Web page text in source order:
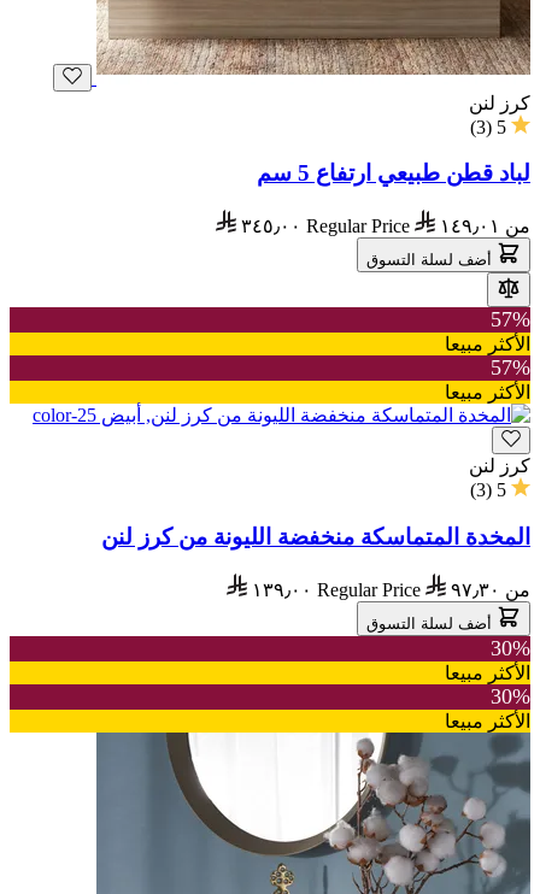
كرز لنن
5
(
3
)
لباد قطن طبيعي ارتفاع 5 سم
من ١٤٩٫٠١ Regular Price ٣٤٥٫٠٠
أضف لسلة التسوق
57%
الأكثر مبيعا
57%
الأكثر مبيعا
كرز لنن
5
(
3
)
المخدة المتماسكة منخفضة الليونة من كرز لنن
من ٩٧٫٣٠ Regular Price ١٣٩٫٠٠
أضف لسلة التسوق
30%
الأكثر مبيعا
30%
الأكثر مبيعا